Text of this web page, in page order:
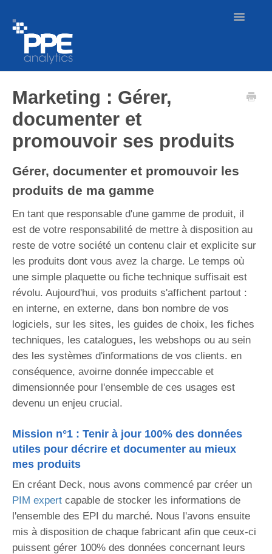
Toggle
Démarrer
Produits
Catalogues
Centre de téléchargement
Imports
Blog technique
Contact
Marketing : Gérer,
documenter et
promouvoir ses produits
Gérer, documenter et promouvoir les
produits de ma gamme
En tant que responsable d'une gamme de produit, il
est de votre responsabilité de mettre à disposition au
reste de votre société un contenu clair et explicite sur
les produits dont vous avez la charge. Le temps où
une simple plaquette ou fiche technique suffisait est
révolu. Aujourd'hui, vos produits s'affichent partout :
en interne, en externe, dans bon nombre de vos
logiciels, sur les sites, les guides de choix, les fiches
techniques, les catalogues, les webshops ou au sein
des les systèmes d'informations de vos clients. en
conséquence, avoirne donnée impeccable et
dimensionnée pour l'ensemble de ces usages est
devenu un enjeu crucial.
Mission n°1 : Tenir à jour 100% des données
utiles pour décrire et documenter au mieux
mes produits
En créant Deck, nous avons commencé par créer un
PIM expert capable de stocker les informations de
l'ensemble des EPI du marché. Nous l'avons ensuite
mis à disposition de chaque fabricant afin que ceux-ci
puissent gérer 100% des données concernant leurs